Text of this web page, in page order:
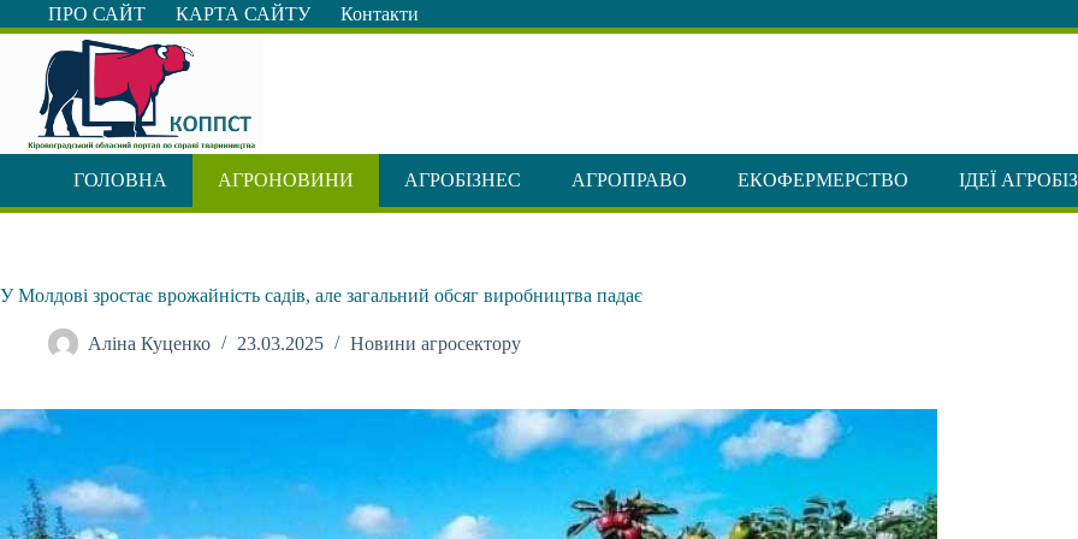
Перейти
до
ПРО САЙТ КАРТА САЙТУ Контакти
ГОЛОВНА АГРОНОВИНИ АГРОБІЗНЕС АГРОПРАВО ЕКОФЕРМЕРСТВО ІДЕЇ
У Молдові зростає врожайність садів, але загальний обсяг виробництва падає
Аліна Куценко 23.03.2025 Новини агросектору